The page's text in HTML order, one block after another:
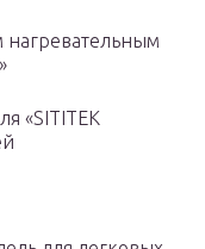
нагревательным
«SITITEK